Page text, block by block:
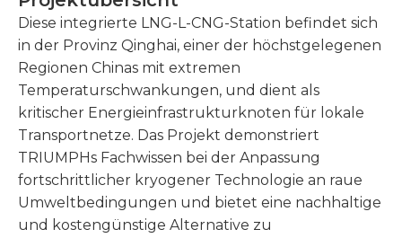
Diese integrierte LNG-L-CNG-Station befindet sich
in der Provinz Qinghai, einer der höchstgelegenen
Regionen Chinas mit extremen
Temperaturschwankungen, und dient als
kritischer Energieinfrastrukturknoten für lokale
Transportnetze. Das Projekt demonstriert
TRIUMPHs Fachwissen bei der Anpassung
fortschrittlicher kryogener Technologie an raue
Umweltbedingungen und bietet eine nachhaltige
und kostengünstige Alternative zu